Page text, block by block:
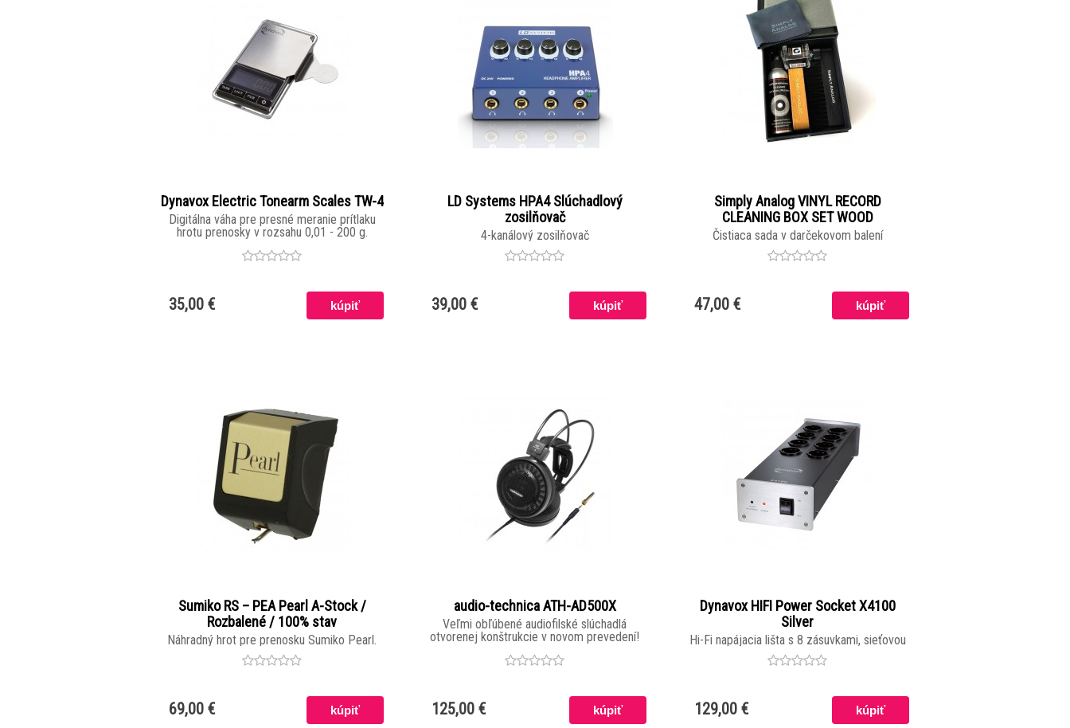
Dynavox Electric Tonearm Scales TW-4
Digitálna váha pre presné meranie prítlaku
hrotu prenosky v rozsahu 0,01 - 200 g.
35,00 €
LD Systems HPA4 Slúchadlový
zosilňovač
4-kanálový zosilňovač
39,00 €
Simply Analog VINYL RECORD
CLEANING BOX SET WOOD
Čistiaca sada v darčekovom balení
47,00 €
Sumiko RS – PEA Pearl A-Stock /
Rozbalené / 100% stav
Náhradný hrot pre prenosku Sumiko Pearl.
69,00 €
audio-technica ATH-AD500X
Veľmi obľúbené audiofilské slúchadlá
otvorenej konštrukcie v novom prevedení!
125,00 €
Dynavox HIFI Power Socket X4100
Silver
Hi-Fi napájacia lišta s 8 zásuvkami, sieťovou
filtráciou, kontrolou fázy a pevným kovovým
vyhotovením.
129,00 €